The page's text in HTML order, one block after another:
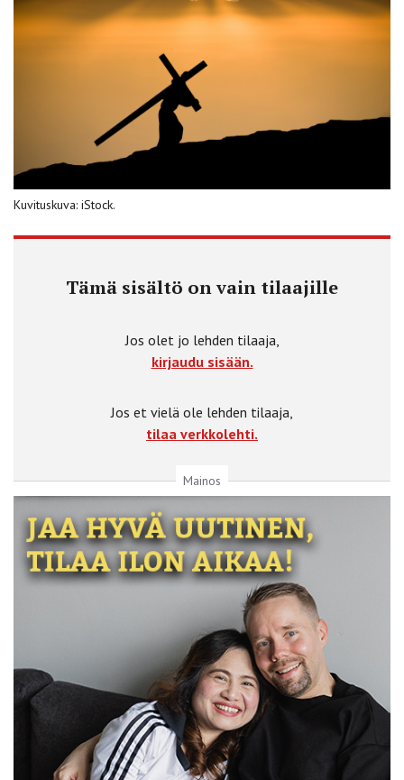
Kuvituskuva: iStock.
Tämä sisältö on vain tilaajille
Jos olet jo lehden tilaaja,
kirjaudu sisään.
Jos et vielä ole lehden tilaaja,
tilaa verkkolehti.
Mainos